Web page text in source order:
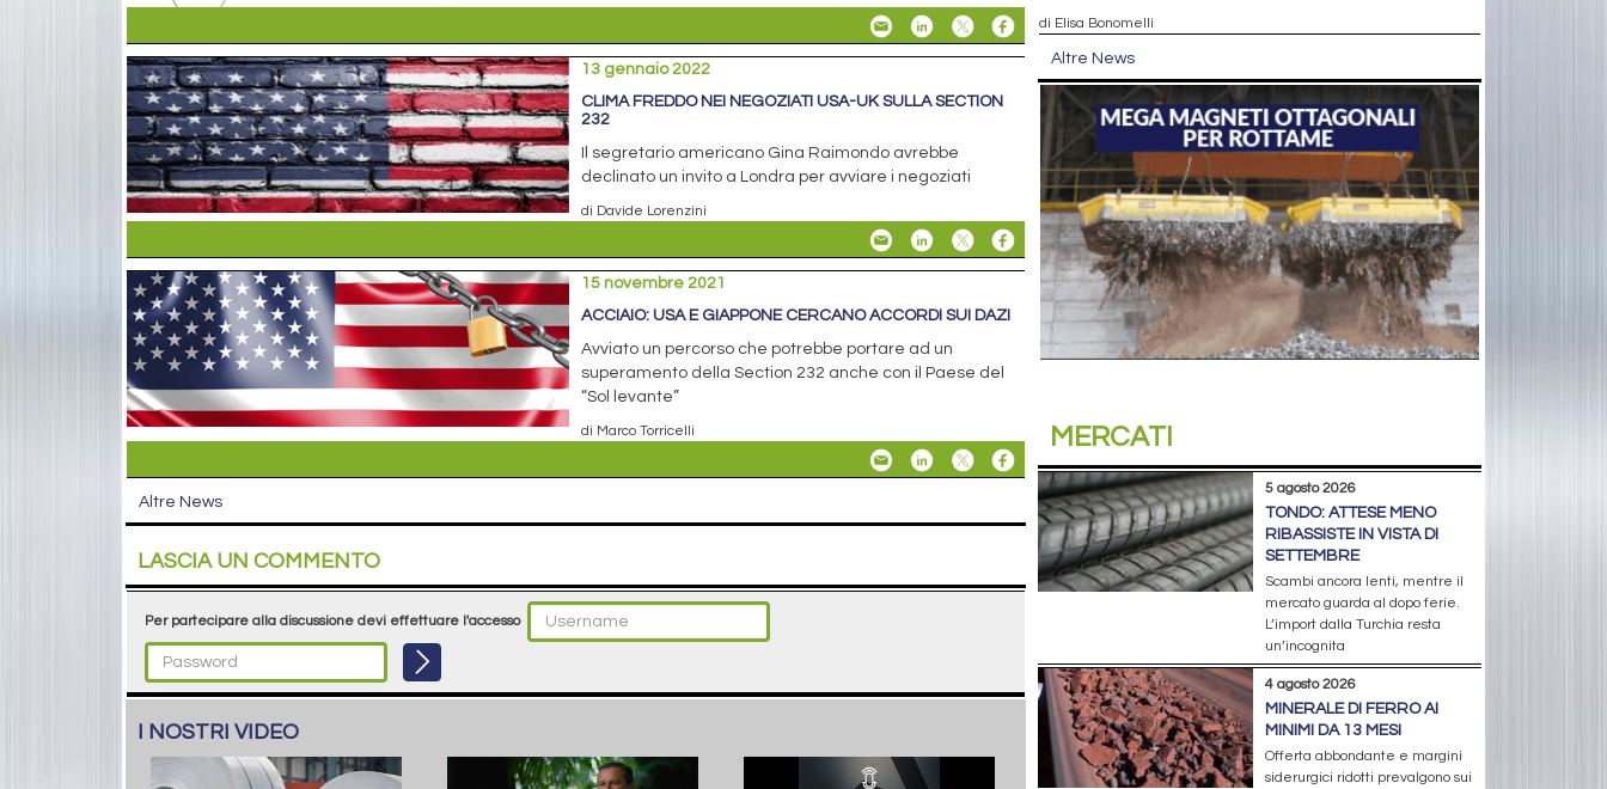
13 gennaio 2022
CLIMA FREDDO NEI NEGOZIATI USA-UK SULLA SECTION
232
Il segretario americano Gina Raimondo avrebbe
declinato un invito a Londra per avviare i negoziati
di Davide Lorenzini
15 novembre 2021
ACCIAIO: USA E GIAPPONE CERCANO ACCORDI SUI DAZI
Avviato un percorso che potrebbe portare ad un
superamento della Section 232 anche con il Paese del
“Sol levante”
di Marco Torricelli
Altre News
LASCIA UN COMMENTO
Per partecipare alla discussione devi effettuare l'accesso
I NOSTRI VIDEO
di Elisa Bonomelli
Altre News
MERCATI
5 agosto 2026
TONDO: ATTESE MENO
RIBASSISTE IN VISTA DI
SETTEMBRE
Scambi ancora lenti, mentre il
mercato guarda al dopo ferie.
L’import dalla Turchia resta
un’incognita
4 agosto 2026
MINERALE DI FERRO AI
MINIMI DA 13 MESI
Offerta abbondante e margini
siderurgici ridotti prevalgono sui